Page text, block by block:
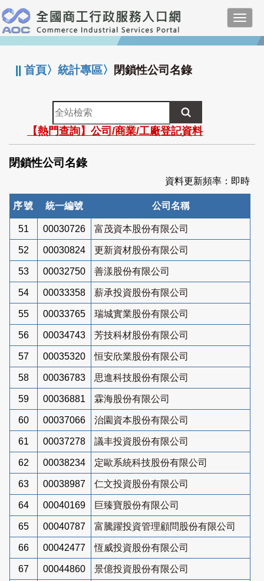
跳
到
主
要
:::
||首頁〉統計專區〉 閉鎖性公司名錄
全
站
檢
索
【熱門查詢】公司/商業/工廠登記資料
閉鎖性公司名錄
資料更新頻率：即時
序號 統一編號 公司名稱
51 00030726 富茂資本股份有限公司
52 00030824 更新資材股份有限公司
53 00032750 善漾股份有限公司
54 00033358 薪承投資股份有限公司
55 00033765 瑞城實業股份有限公司
56 00034743 芳技科材股份有限公司
57 00035320 恒安欣業股份有限公司
58 00036783 思進科技股份有限公司
59 00036881 霖海股份有限公司
60 00037066 治園資本股份有限公司
61 00037278 議丰投資股份有限公司
62 00038234 定歐系統科技股份有限公司
63 00038987 仁文投資股份有限公司
64 00040169 巨臻寶股份有限公司
65 00040787 富騰躍投資管理顧問股份有限公司
66 00042477 恆威投資股份有限公司
67 00044860 景億投資股份有限公司